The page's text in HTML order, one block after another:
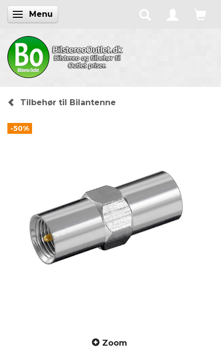
Skifte navigation
Menu
Tilbehør til Bilantenne
-50%
Zoom